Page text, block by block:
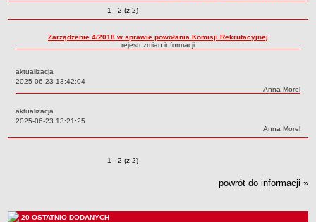
Techniczne Zakłady Naukowe
PRZEDSZKOLA
ARCHIWUM SZKÓŁ I PLACÓWEK
Zlikwidowane gimnazja
Przekształcone szkoły i placówki
Specjalny Ośrodek nr 1
Dane podstawowe
Zmiany o pozycjach
1 - 2 (z 2)
Zarządzenie 4/2018 w sprawie powołania Komisji Rekrutacyjnej
rejestr zmian informacji
aktualizacja
Data:
2025-06-23 13:42:04
Autor:
Anna Morel
aktualizacja
Data:
2025-06-23 13:21:25
Autor:
Anna Morel
Zmiany o pozycjach
1 - 2 (z 2)
powrót do informacji »
20 OSTATNIO DODANYCH